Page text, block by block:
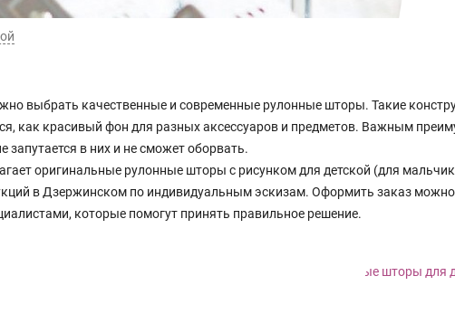
выбрать качественные и современные рулонные шторы. Такие
как красивый фон для разных аксессуаров и предметов. Важным
запутается в них и не сможет оборвать.
оригинальные рулонные шторы с рисунком для детской (для
в Дзержинском по индивидуальным эскизам. Оформить заказ
которые помогут принять правильное решение.